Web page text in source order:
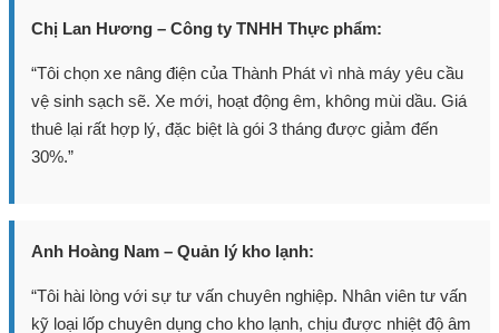
Chị Lan Hương – Công ty TNHH Thực phẩm:
“Tôi chọn xe nâng điện của Thành Phát vì nhà máy yêu cầu
vệ sinh sạch sẽ. Xe mới, hoạt động êm, không mùi dầu. Giá
thuê lại rất hợp lý, đặc biệt là gói 3 tháng được giảm đến
30%.”
Anh Hoàng Nam – Quản lý kho lạnh:
“Tôi hài lòng với sự tư vấn chuyên nghiệp. Nhân viên tư vấn
kỹ loại lốp chuyên dụng cho kho lạnh, chịu được nhiệt độ âm